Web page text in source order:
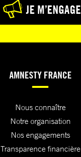
JE M’ENGAGE
AMNESTY FRANCE
Nous connaître
Notre organisation
Nos engagements
Transparence financière